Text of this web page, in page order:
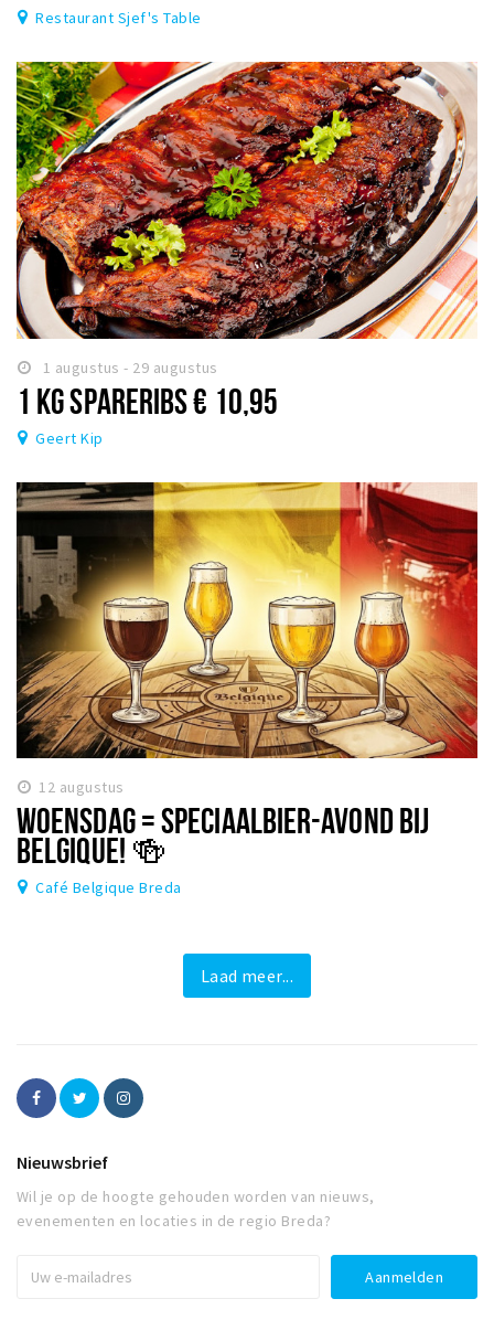
Restaurant Sjef's Table
1 augustus - 29 augustus
1 KG SPARERIBS € 10,95
Geert Kip
12 augustus
WOENSDAG = SPECIAALBIER-AVOND BIJ
BELGIQUE! 🍻
Café Belgique Breda
Laad meer...
Nieuwsbrief
Wil je op de hoogte gehouden worden van nieuws,
evenementen en locaties in de regio Breda?